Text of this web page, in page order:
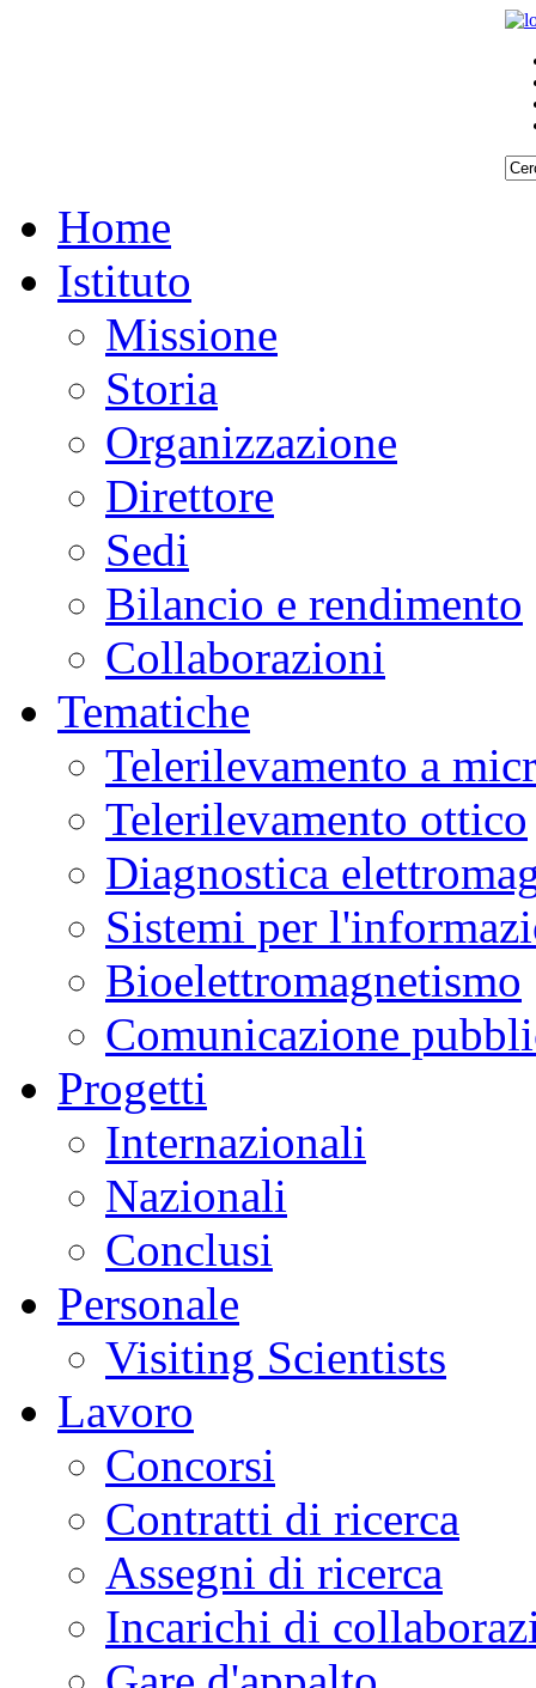
Home
Istituto
Missione
Storia
Organizzazione
Direttore
Sedi
Bilancio e rendimento
Collaborazioni
Tematiche
Telerilevamento a
Telerilevamento ottico
Diagnostica
Sistemi per
Bioelettromagnetismo
Comunicazione
Progetti
Internazionali
Nazionali
Conclusi
Personale
Visiting Scientists
Lavoro
Concorsi
Contratti di ricerca
Assegni di ricerca
Incarichi di